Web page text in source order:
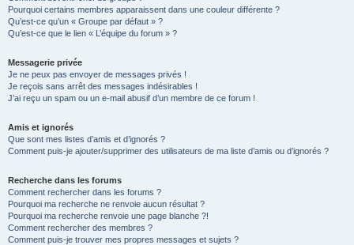
Pourquoi certains membres apparaissent dans une couleur différente ?
Qu’est-ce qu’un « Groupe par défaut » ?
Qu’est-ce que le lien « L’équipe du forum » ?
Messagerie privée
Je ne peux pas envoyer de messages privés !
Je reçois sans arrêt des messages indésirables !
J’ai reçu un spam ou un e-mail abusif d’un membre de ce forum !
Amis et ignorés
Que sont mes listes d’amis et d’ignorés ?
Comment puis-je ajouter/supprimer des utilisateurs de ma liste d’amis ou d’ignorés ?
Recherche dans les forums
Comment rechercher dans les forums ?
Pourquoi ma recherche ne renvoie aucun résultat ?
Pourquoi ma recherche renvoie une page blanche ?!
Comment rechercher des membres ?
Comment puis-je trouver mes propres messages et sujets ?